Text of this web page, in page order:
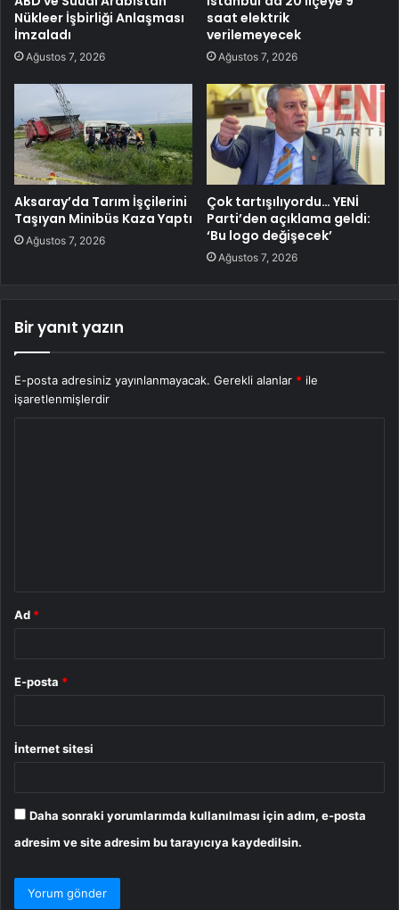
Nükleer İşbirliği Anlaşması
İmzaladı
Ağustos 7, 2026
saat elektrik
verilemeyecek
Ağustos 7, 2026
Aksaray’da Tarım İşçilerini
Taşıyan Minibüs Kaza Yaptı
Ağustos 7, 2026
Çok tartışılıyordu… YENİ
Parti’den açıklama geldi:
‘Bu logo değişecek’
Ağustos 7, 2026
Bir yanıt yazın
E-posta adresiniz yayınlanmayacak. Gerekli alanlar * ile
işaretlenmişlerdir
Ad *
E-posta *
İnternet sitesi
Daha sonraki yorumlarımda kullanılması için adım, e-posta
adresim ve site adresim bu tarayıcıya kaydedilsin.